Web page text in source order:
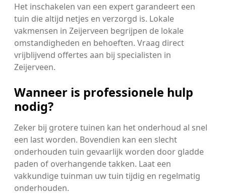
Het inschakelen van een expert garandeert een
tuin die altijd netjes en verzorgd is. Lokale
vakmensen in Zeijerveen begrijpen de lokale
omstandigheden en behoeften. Vraag direct
vrijblijvend offertes aan bij specialisten in
Zeijerveen.
Wanneer is professionele hulp
nodig?
Zeker bij grotere tuinen kan het onderhoud al snel
een last worden. Bovendien kan een slecht
onderhouden tuin gevaarlijk worden door gladde
paden of overhangende takken. Laat een
vakkundige tuinman uw tuin tijdig en regelmatig
onderhouden.